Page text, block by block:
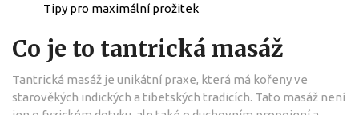
Tipy pro maximální prožitek
Co je to tantrická masáž
Tantrická masáž je unikátní praxe, která má kořeny ve
starověkých indických a tibetských tradicích. Tato masáž není